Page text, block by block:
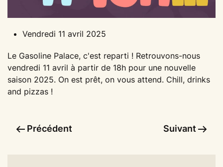
Vendredi 11 avril 2025
Le Gasoline Palace, c'est reparti ! Retrouvons-nous
vendredi 11 avril à partir de 18h pour une nouvelle
saison 2025. On est prêt, on vous attend. Chill, drinks
and pizzas !
Précédent Suivant